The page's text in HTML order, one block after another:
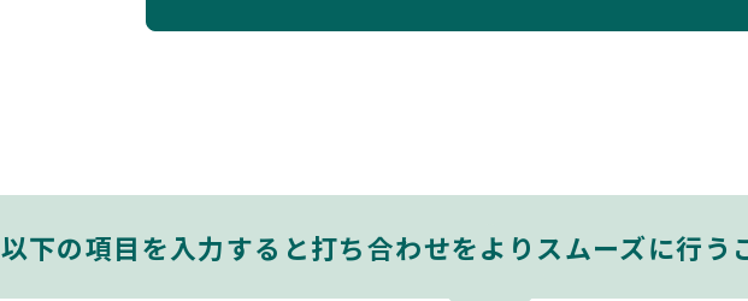
以下の項目を入力すると打ち合わせをよりスムーズに行う